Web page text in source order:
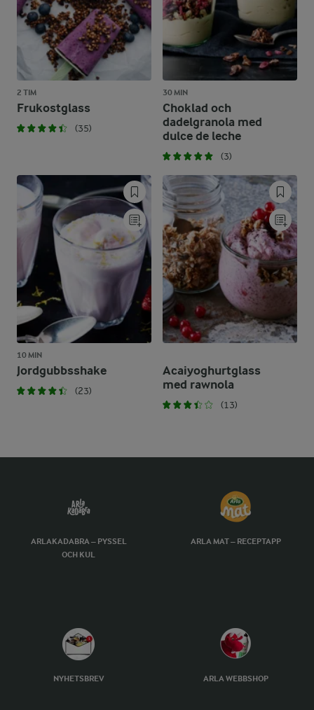
2 TIM
Frukostglass
(35)
30 MIN
Choklad och
dadelgranola med
dulce de leche
(3)
10 MIN
Jordgubbsshake
(23)
Acaiyoghurtglass
med rawnola
(13)
ARLAKADABRA – PYSSEL
OCH KUL
ARLA MAT – RECEPTAPP
NYHETSBREV ARLA WEBBSHOP